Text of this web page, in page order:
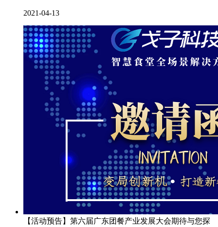
2021-04-13
【活动预告】第六届广东团餐产业发展大会期待与您探